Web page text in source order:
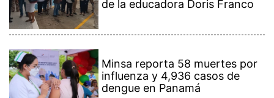
influenza y 4,936 casos de
dengue en Panamá